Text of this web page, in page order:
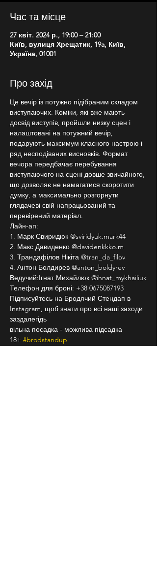
Час та місце
27 квіт. 2024 р., 19:00 – 21:00
Київ, вулиця Хрещатик, 19a, Київ,
Україна, 01001
Про захід
Це вечір із потужно підібраним складом
виступаючих. Коміки, які вже мають
досвід виступів, пройшли низку сцен і
налаштовані на потужний вечір,
подарують максимум класного настрою і
ряд несподіваних висновків. Формат
вечора передбачає перебування
виступаючого на сцені довше звичайного,
що дозволяє не намагатися скоротити
думку, а максимально розгорнути
глядачеві свій напрацьований та
перевірений матеріал.
Лайн-ап:
1. Марк Свиридюк @sviridyuk.mark44
2. Макс Давиденко @davidenkkko.m
3. Трандафілов Нікіта @tran_da_filov
4. Антон Болдирев @anton_boldyrev
Ведучий:Ігнат Михайлюк @ihnat_mykhailiuk
Телефон для броні: +38 0675087193
Підписуйтесь на Бродячий Стендап в
Instagram, щоб знати про всі наші заходи
заздалегідь
вільна посадка - можлива підсадка
18+ #brodstandup